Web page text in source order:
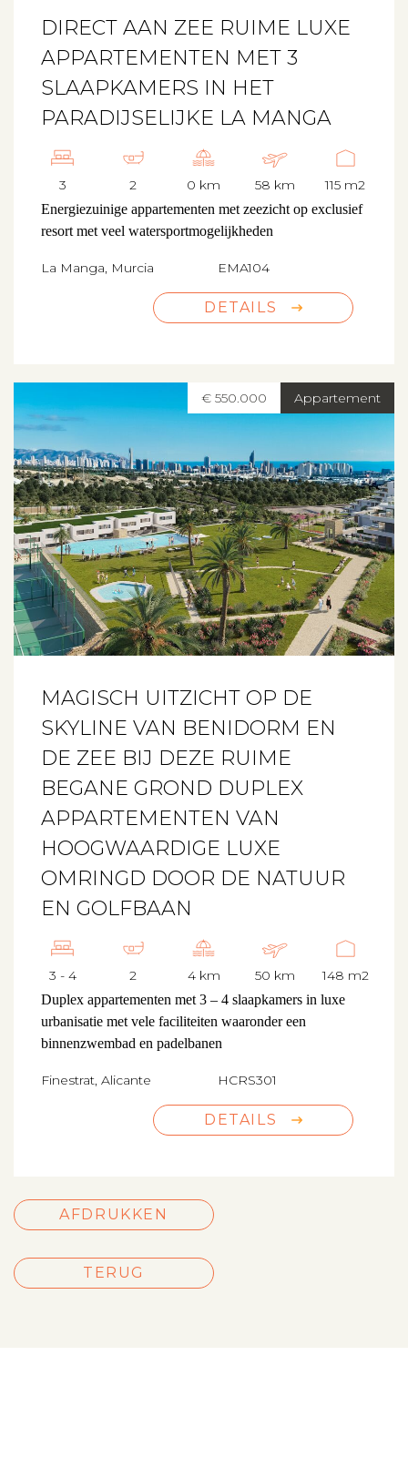
DIRECT AAN ZEE RUIME LUXE
APPARTEMENTEN MET 3
SLAAPKAMERS IN HET
PARADIJSELIJKE LA MANGA
3 2 0 km 58 km 115 m2
Energiezuinige appartementen met zeezicht op exclusief
resort met veel watersportmogelijkheden
La Manga, Murcia EMA104
DETAILS
Appartement
€ 550.000
MAGISCH UITZICHT OP DE
SKYLINE VAN BENIDORM EN
DE ZEE BIJ DEZE RUIME
BEGANE GROND DUPLEX
APPARTEMENTEN VAN
HOOGWAARDIGE LUXE
OMRINGD DOOR DE NATUUR
EN GOLFBAAN
3 - 4 2 4 km 50 km 148 m2
Duplex appartementen met 3 – 4 slaapkamers in luxe
urbanisatie met vele faciliteiten waaronder een
binnenzwembad en padelbanen
Finestrat, Alicante HCRS301
DETAILS
AFDRUKKEN
TERUG